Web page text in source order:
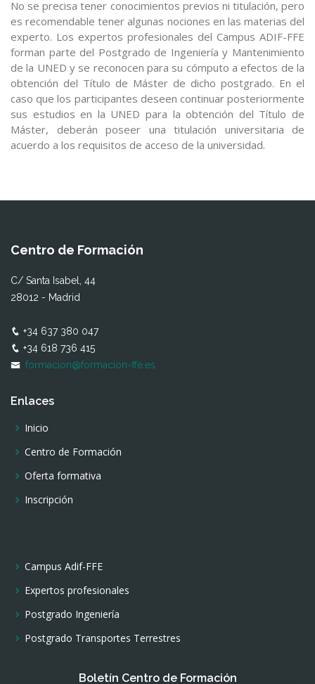
No se precisa tener conocimientos previos ni titulación, pero
es recomendable tener algunas nociones en las materias del
experto. Los expertos profesionales del Campus ADIF-FFE
forman parte del Postgrado de Ingeniería y Mantenimiento
de la UNED y se reconocen para su cómputo a efectos de la
obtención del Título de Máster de dicho postgrado. En el
caso que los participantes deseen continuar posteriormente
sus estudios en la UNED para la obtención del Título de
Máster, deberán poseer una titulación universitaria de
acuerdo a los requisitos de acceso de la universidad.
Centro de Formación
C/ Santa Isabel, 44
28012 - Madrid
+34 637 380 047
+34 618 736 415
formacion@formacion-ffe.es
Enlaces
Inicio
Centro de Formación
Oferta formativa
Inscripción
Campus Adif-FFE
Expertos profesionales
Postgrado Ingeniería
Postgrado Transportes Terrestres
Boletín Centro de Formación